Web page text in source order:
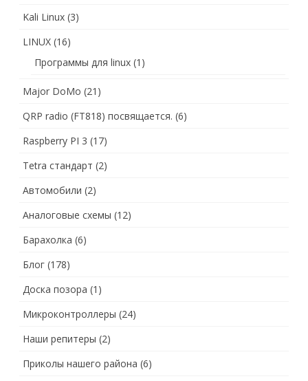
Kali Linux (3)
LINUX (16)
Программы для linux (1)
Major DoMo (21)
QRP radio (FT818) посвящается. (6)
Raspberry PI 3 (17)
Tetra стандарт (2)
Автомобили (2)
Аналоговые схемы (12)
Барахолка (6)
Блог (178)
Доска позора (1)
Микроконтроллеры (24)
Наши репитеры (2)
Приколы нашего района (6)